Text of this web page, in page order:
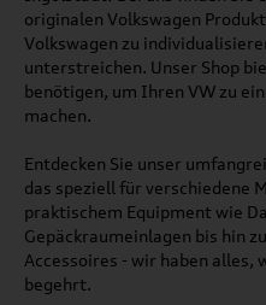
originalen Volkswagen
Volkswagen zu
unterstreichen. Unser Shop
benötigen, um Ihren VW zu
machen.
Entdecken Sie unser
das speziell für verschiedene
praktischem Equipment wie
Gepäckraumeinlagen bis hin
Accessoires - wir haben alles,
begehrt.